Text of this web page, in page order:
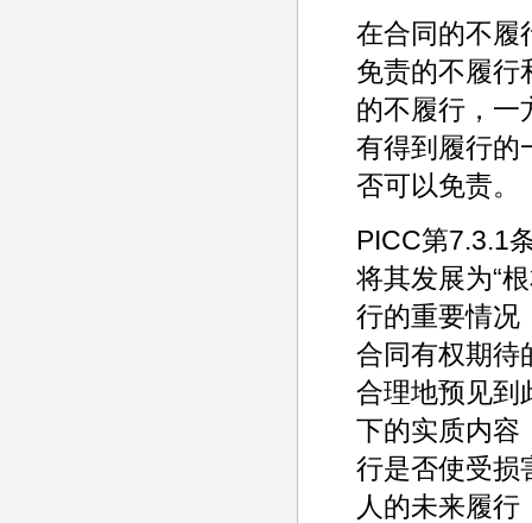
在合同的不履
免责的不履行
的不履行，一
有得到履行的
否可以免责。
PICC第7.3.1
将其发展为“
行的重要情况
合同有权期待
合理地预见到
下的实质内容
行是否使受损
人的未来履行